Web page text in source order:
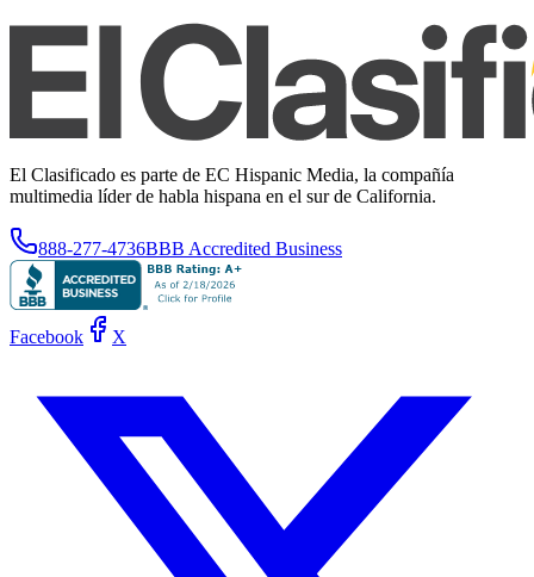
El Clasificado es parte de EC Hispanic Media, la compañía
multimedia líder de habla hispana en el sur de California.
888-277-4736BBB Accredited Business
Facebook X